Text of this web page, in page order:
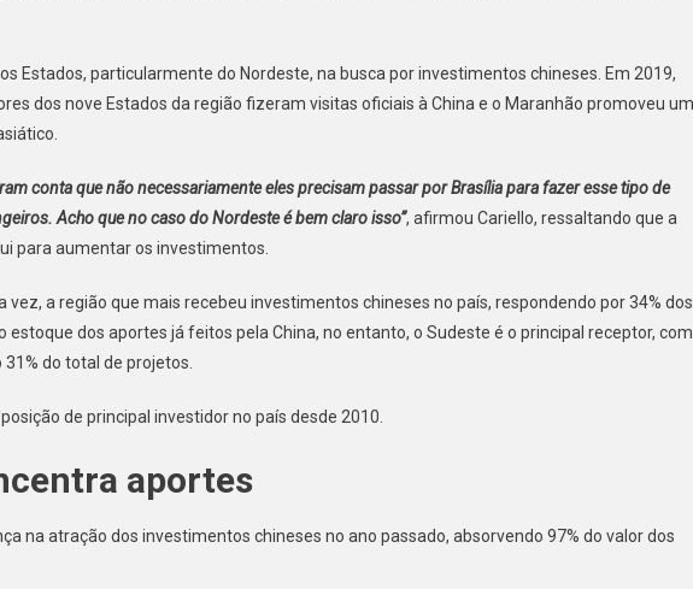
Estados, particularmente do Nordeste, na busca por investimentos chineses. Em 2019,
dos nove Estados da região fizeram visitas oficiais à China e o Maranhão promoveu
conta que não necessariamente eles precisam passar por Brasília para fazer esse tipo de
Acho que no caso do Nordeste é bem claro isso”, afirmou Cariello, ressaltando que a
para aumentar os investimentos.
vez, a região que mais recebeu investimentos chineses no país, respondendo por 34% dos
dos aportes já feitos pela China, no entanto, o Sudeste é o principal receptor, com
do total de projetos.
de principal investidor no país desde 2010.
aportes
na atração dos investimentos chineses no ano passado, absorvendo 97% do valor dos